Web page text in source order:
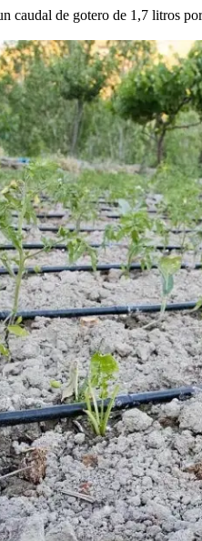
caudal de gotero de 1,7 litros